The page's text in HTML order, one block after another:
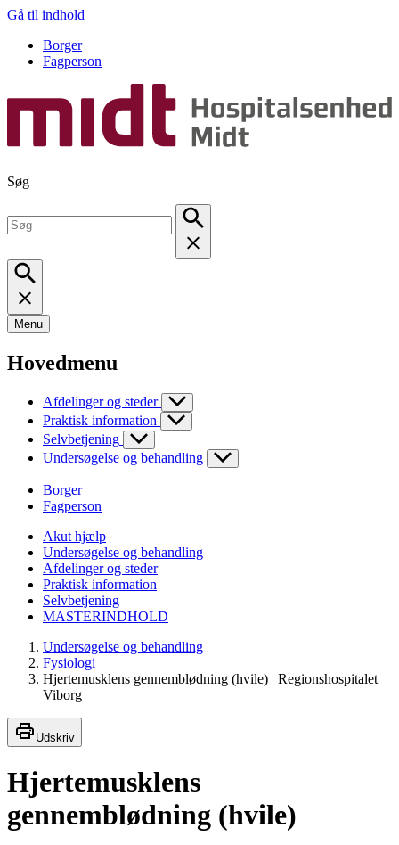
Gå til indhold
Borger
Fagperson
Søg
Menu
Hovedmenu
Afdelinger og steder
Praktisk information
Selvbetjening
Undersøgelse og behandling
Borger
Fagperson
Akut hjælp
Undersøgelse og behandling
Afdelinger og steder
Praktisk information
Selvbetjening
MASTERINDHOLD
Undersøgelse og behandling
Fysiologi
Hjertemusklens gennemblødning (hvile) | Regionshospitalet
Viborg
Udskriv
Hjertemusklens
gennemblødning (hvile)